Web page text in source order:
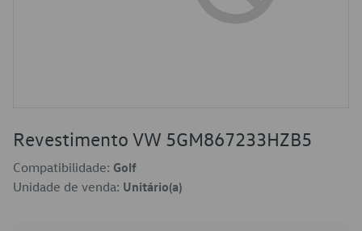
Revestimento VW 5GM867233HZB5
Compatibilidade: Golf
Unidade de venda: Unitário(a)